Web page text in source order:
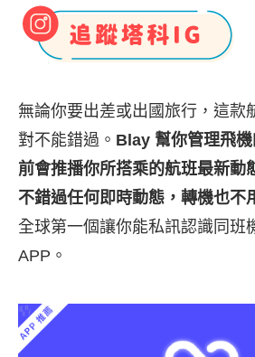
無論你要出差或出國旅行，這款
對不能錯過。 Blay 幫你管理飛
前會推播你所搭乘的航班最新動
不錯過任何即時動態，轉機也不
全球第一個讓你能私訊認識同班
APP。